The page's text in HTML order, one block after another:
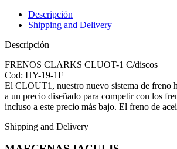
Descripción
Shipping and Delivery
Descripción
FRENOS CLARKS CLUOT-1 C/discos
Cod: HY-19-1F
El CLOUT1, nuestro nuevo sistema de freno
a un precio diseñado para competir con los
incluso a este precio más bajo. El freno de
Shipping and Delivery